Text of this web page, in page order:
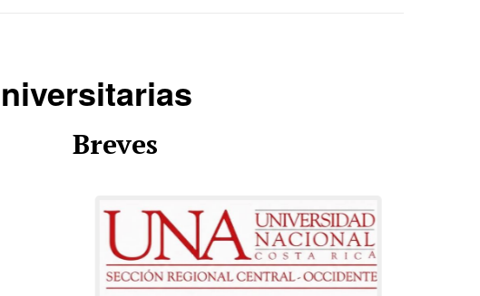
Breves